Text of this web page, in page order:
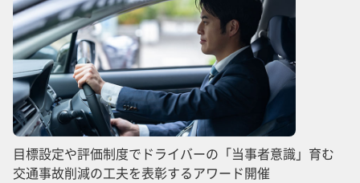
目標設定や評価制度でドライバーの「当事者意識」育む
交通事故削減の工夫を表彰するアワード開催